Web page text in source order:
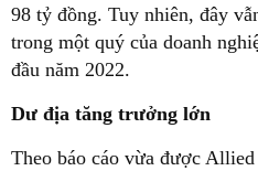
98 tỷ đồng. Tuy nhiên, đây
trong một quý của doanh
đầu năm 2022.
Dư địa tăng trưởng lớn
Theo báo cáo vừa được